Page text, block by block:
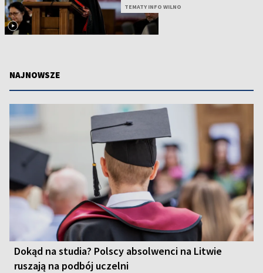
TEMATY INFO WILNO
NAJNOWSZE
Dokąd na studia? Polscy absolwenci na Litwie
ruszają na podbój uczelni